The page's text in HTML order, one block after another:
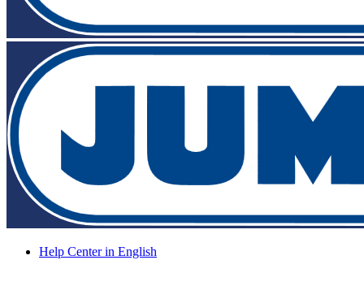
Help Center in English